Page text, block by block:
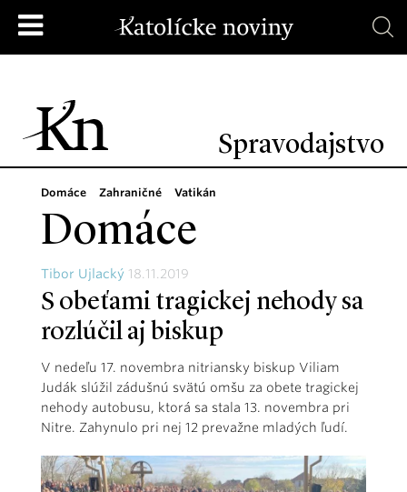
Spravodajstvo
Domáce Zahraničné Vatikán
Domáce
Tibor Ujlacký 18.11.2019
S obeťami tragickej nehody sa
rozlúčil aj biskup
V nedeľu 17. novembra nitriansky biskup Viliam
Judák slúžil zádušnú svätú omšu za obete tragickej
nehody autobusu, ktorá sa stala 13. novembra pri
Nitre. Zahynulo pri nej 12 prevažne mladých ľudí.